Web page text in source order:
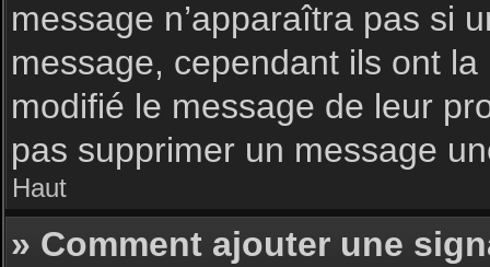
message n’apparaîtra pas si
message, cependant ils ont
modifié le message de leur
pas supprimer un message
Haut
» Comment ajouter une